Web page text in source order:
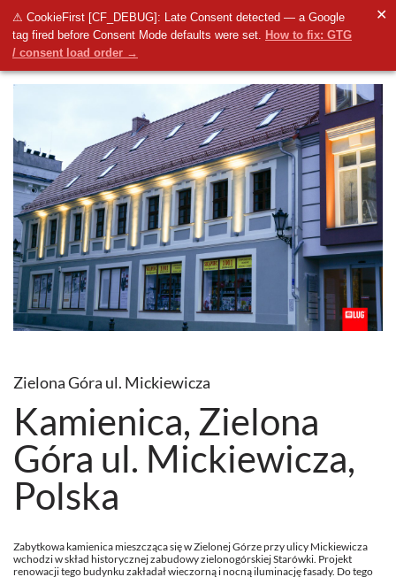
⚠ CookieFirst [CF_DEBUG]: Late Consent detected — a Google
tag fired before Consent Mode defaults were set. How to fix: GTG
/ consent load order →
✕
Zielona Góra ul. Mickiewicza
Kamienica, Zielona
Góra ul. Mickiewicza,
Polska
Zabytkowa kamienica mieszcząca się w Zielonej Górze przy ulicy Mickiewicza
wchodzi w skład historycznej zabudowy zielonogórskiej Starówki. Projekt
renowacji tego budynku zakładał wieczorną i nocną iluminację fasady. Do tego